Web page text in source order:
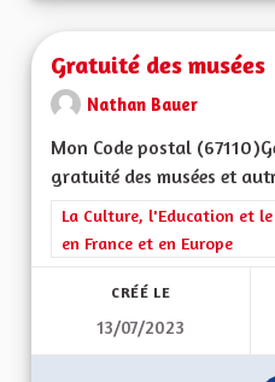
Gratuité des musées
Nathan Bauer
Mon Code postal
gratuité des musées et
Filtrer les résultats de la
La Culture, l'Education et
en France et en Europe
CRÉÉ LE
13/07/2023